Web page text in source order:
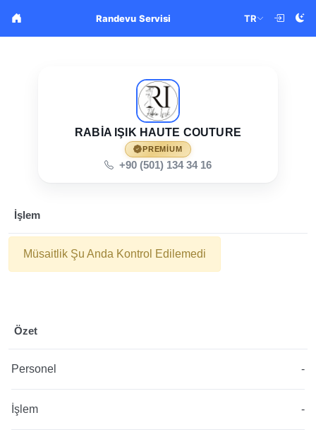
Randevu Servisi TR
RABIA IŞIK HAUTE COUTURE
PREMIUM
+90 (501) 134 34 16
İşlem
Müsaitlik Şu Anda Kontrol Edilemedi
Özet
Personel -
İşlem -